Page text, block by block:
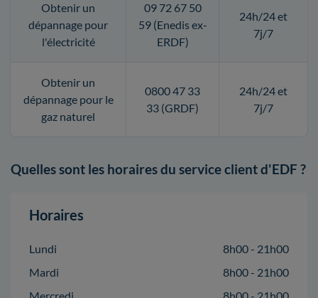
Obtenir un
dépannage pour
l'électricité
09 72 67 50
59 (Enedis ex-
ERDF)
24h/24 et
7j/7
Obtenir un
dépannage pour le
gaz naturel
0800 47 33
33 (GRDF)
24h/24 et
7j/7
Quelles sont les horaires du service client d'EDF ?
Horaires
Lundi
8h00 - 21h00
Mardi
8h00 - 21h00